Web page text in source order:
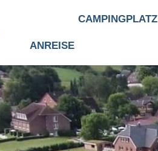
CAMPINGPLATZ
ANREISE